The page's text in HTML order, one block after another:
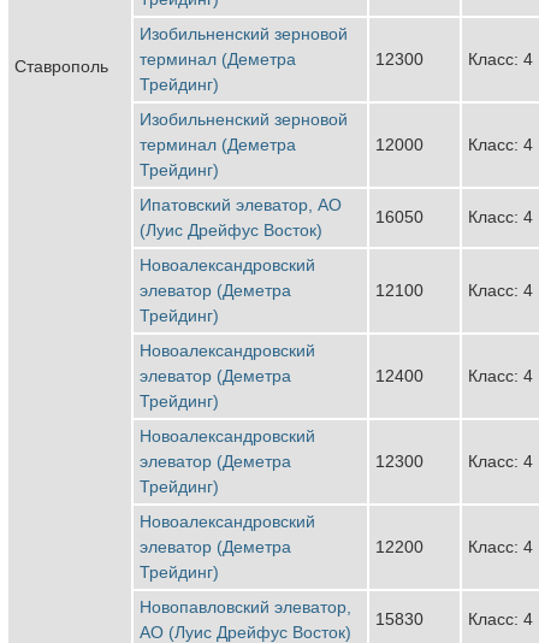
Ставрополь
Изобильненский зерновой
терминал (Деметра
Трейдинг)
12300 Класс: 4
Изобильненский зерновой
терминал (Деметра
Трейдинг)
12000 Класс: 4
Ипатовский элеватор, АО
(Луис Дрейфус Восток)
16050 Класс: 4
Новоалександровский
элеватор (Деметра
Трейдинг)
12100 Класс: 4
Новоалександровский
элеватор (Деметра
Трейдинг)
12400 Класс: 4
Новоалександровский
элеватор (Деметра
Трейдинг)
12300 Класс: 4
Новоалександровский
элеватор (Деметра
Трейдинг)
12200 Класс: 4
Новопавловский элеватор,
АО (Луис Дрейфус Восток)
15830 Класс: 4